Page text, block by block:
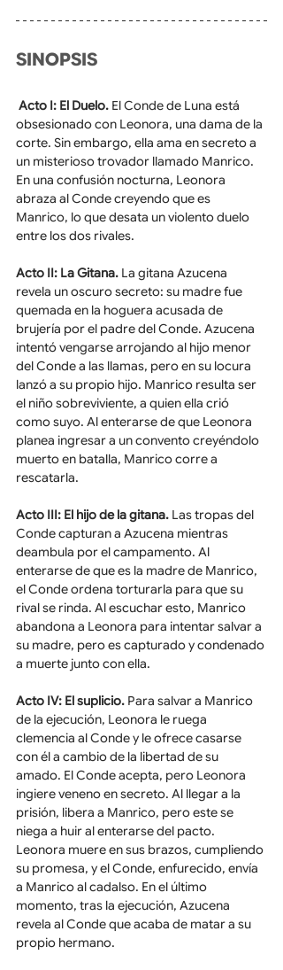
SINOPSIS
Acto I: El Duelo. El Conde de Luna está
obsesionado con Leonora, una dama de la
corte. Sin embargo, ella ama en secreto a
un misterioso trovador llamado Manrico.
En una confusión nocturna, Leonora
abraza al Conde creyendo que es
Manrico, lo que desata un violento duelo
entre los dos rivales.
Acto II: La Gitana. La gitana Azucena
revela un oscuro secreto: su madre fue
quemada en la hoguera acusada de
brujería por el padre del Conde. Azucena
intentó vengarse arrojando al hijo menor
del Conde a las llamas, pero en su locura
lanzó a su propio hijo. Manrico resulta ser
el niño sobreviviente, a quien ella crió
como suyo. Al enterarse de que Leonora
planea ingresar a un convento creyéndolo
muerto en batalla, Manrico corre a
rescatarla.
Acto III: El hijo de la gitana. Las tropas del
Conde capturan a Azucena mientras
deambula por el campamento. Al
enterarse de que es la madre de Manrico,
el Conde ordena torturarla para que su
rival se rinda. Al escuchar esto, Manrico
abandona a Leonora para intentar salvar a
su madre, pero es capturado y condenado
a muerte junto con ella.
Acto IV: El suplicio. Para salvar a Manrico
de la ejecución, Leonora le ruega
clemencia al Conde y le ofrece casarse
con él a cambio de la libertad de su
amado. El Conde acepta, pero Leonora
ingiere veneno en secreto. Al llegar a la
prisión, libera a Manrico, pero este se
niega a huir al enterarse del pacto.
Leonora muere en sus brazos, cumpliendo
su promesa, y el Conde, enfurecido, envía
a Manrico al cadalso. En el último
momento, tras la ejecución, Azucena
revela al Conde que acaba de matar a su
propio hermano.